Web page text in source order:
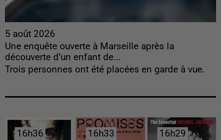
5 août 2026
Une enquête ouverte à Marseille après la
découverte d’un enfant de...
Trois personnes ont été placées en garde à vue.
16h36
16h36 16h33
16h33 16h29
16h29